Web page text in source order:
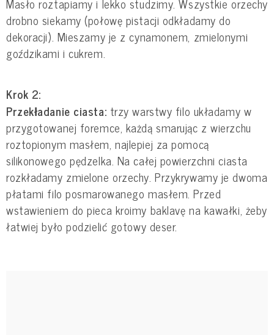
drobno siekamy (połowę pistacji odkładamy do
dekoracji). Mieszamy je z cynamonem, zmielonymi
goździkami i cukrem.
Krok 2:
Przekładanie ciasta: trzy warstwy filo układamy w
przygotowanej foremce, każdą smarując z wierzchu
roztopionym masłem, najlepiej za pomocą
silikonowego pędzelka. Na całej powierzchni ciasta
rozkładamy zmielone orzechy. Przykrywamy je dwoma
płatami filo posmarowanego masłem. Przed
wstawieniem do pieca kroimy baklavę na kawałki, żeby
łatwiej było podzielić gotowy deser.